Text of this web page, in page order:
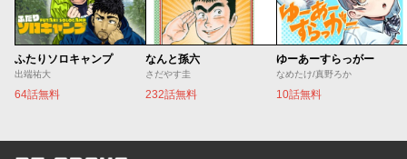
ふたりソロキャンプ
出端祐大
64話無料
なんと孫六
さだやす圭
232話無料
ゆーあーすらっがー
なめたけ/真野ろか
10話無料